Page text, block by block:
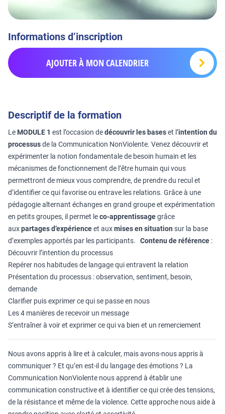
Informations d’inscription
AJOUTER À MON CALENDRIER
Descriptif de la formation
Le MODULE 1 est l’occasion dedécouvrir les baseset l’intention du
processusde la Communication NonViolente. Venez découvrir et
expérimenter la notion fondamentale de besoin humain et les
mécanismes de fonctionnement de l’être humain qui vous
permettront de mieux vous comprendre, de prendre du recul et
d’identifier ce qui favorise ou entrave les relations. Grâce à une
pédagogie alternant échanges en grand groupe et expérimentation
en petits groupes, il permet leco-apprentissagegrâce
auxpartages d’expérienceet auxmises en situation sur la base
d’exemples apportés par les participants. Contenu de référence :
Découvrir l’intention du processus
Repérer nos habitudes de langage qui entravent la relation
Présentation du processus : observation, sentiment, besoin,
demande
Clarifier puis exprimer ce qui se passe en nous
Les 4 manières de recevoir un message
S’entraîner à voir et exprimer ce qui va bien et un remerciement
Nous avons appris à lire et à calculer, mais avons-nous appris à
communiquer ? Et qu’en est-il du langage des émotions ? La
Communication NonViolente nous apprend à établir une
communication constructive et à identifier ce qui crée des tensions,
de la résistance et même de la violence. Cette approche nous aide à